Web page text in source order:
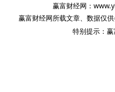
赢富财经网：
赢富财经网所载文章、数据仅
特别提示：